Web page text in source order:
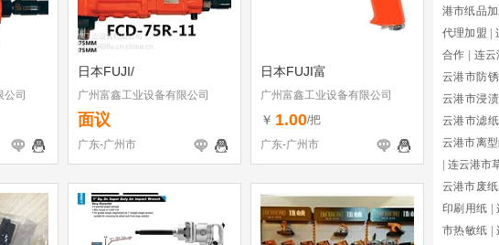
公司
日本FUJI/
广州富鑫工业设备有限公司
面议
广东-广州市
日本FUJI富
广州富鑫工业设备有限公司
￥ 1.00/把
广东-广州市
港市纸品
代理加盟
合作
连
云港市防
云港市浸
云港市滤纸
云港市离
连云港市
云港市废
印刷用纸
市热敏纸